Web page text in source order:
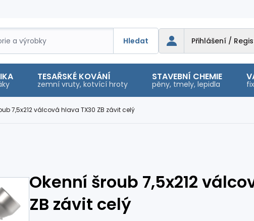
Hledat Přihlášení /
TESAŘSKÉ KOVÁNÍ
zemní vruty, kotvící hroty
STAVEBNÍ CHEMIE
pěny, tmely, lepidla
7,5x212 válcová hlava TX30 ZB závit celý
Okenní šroub 7,5x212
ZB závit celý